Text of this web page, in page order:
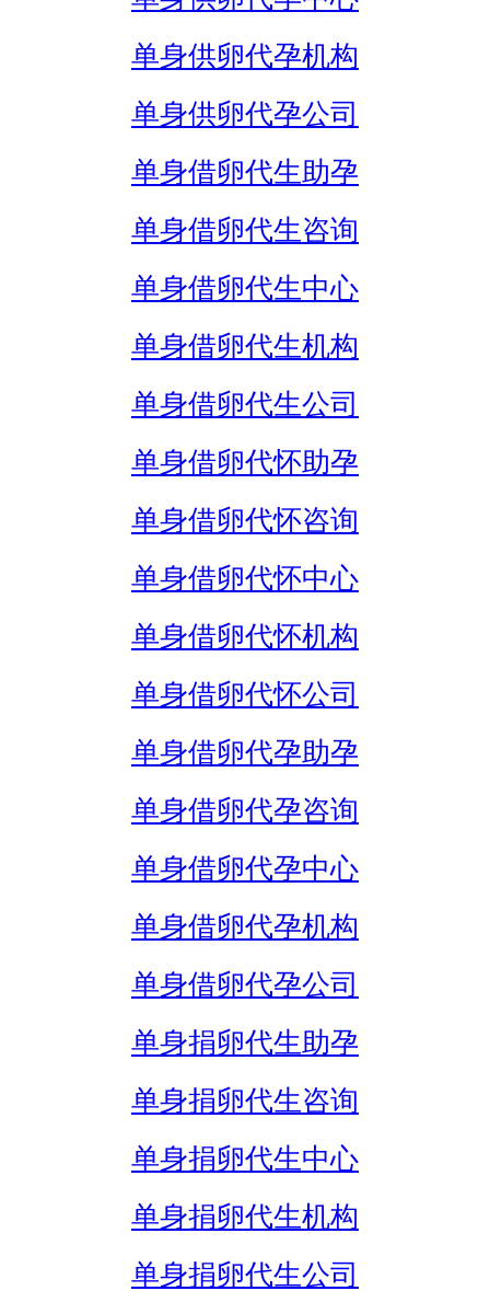
单身供卵代孕机构
单身供卵代孕公司
单身借卵代生助孕
单身借卵代生咨询
单身借卵代生中心
单身借卵代生机构
单身借卵代生公司
单身借卵代怀助孕
单身借卵代怀咨询
单身借卵代怀中心
单身借卵代怀机构
单身借卵代怀公司
单身借卵代孕助孕
单身借卵代孕咨询
单身借卵代孕中心
单身借卵代孕机构
单身借卵代孕公司
单身捐卵代生助孕
单身捐卵代生咨询
单身捐卵代生中心
单身捐卵代生机构
单身捐卵代生公司